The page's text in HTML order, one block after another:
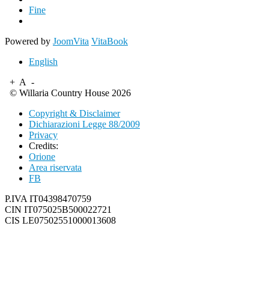
Fine
Powered by JoomVita VitaBook
English
+ A -
© Willaria Country House 2026
Copyright & Disclaimer
Dichiarazioni Legge 88/2009
Privacy
Credits:
Orione
Area riservata
FB
P.IVA IT04398470759
CIN IT075025B500022721
CIS LE07502551000013608